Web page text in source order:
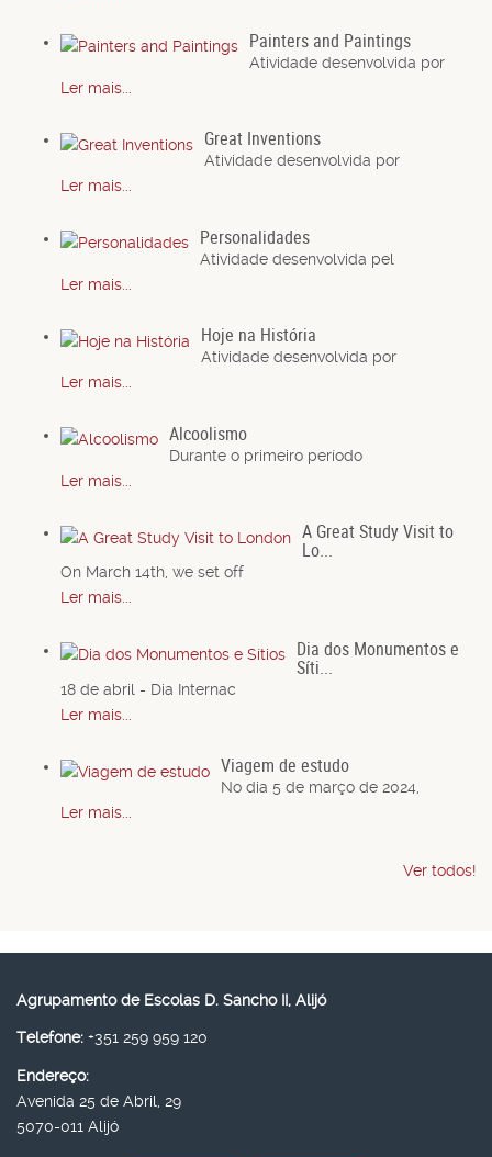
Painters and Paintings
Atividade desenvolvida por
Ler mais...
Great Inventions
Atividade desenvolvida por
Ler mais...
Personalidades
Atividade desenvolvida pel
Ler mais...
Hoje na História
Atividade desenvolvida por
Ler mais...
Alcoolismo
Durante o primeiro período
Ler mais...
A Great Study Visit to
Lo...
On March 14th, we set off
Ler mais...
Dia dos Monumentos e
Síti...
18 de abril - Dia Internac
Ler mais...
Viagem de estudo
No dia 5 de março de 2024,
Ler mais...
Ver todos!
Agrupamento de Escolas D. Sancho II, Alijó
Telefone: +351 259 959 120
Endereço:
Avenida 25 de Abril, 29
5070-011 Alijó